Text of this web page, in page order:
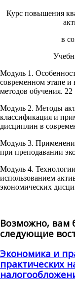
Курс повышения
в
Модуль 1.
современном этапе
методов обучения. 22
Модуль 2. Методы
классификация и
дисциплин в
Модуль 3.
при преподавании
Модуль 4.
использованием
экономических
Возможно, вам
следующие
Экономика и
практических